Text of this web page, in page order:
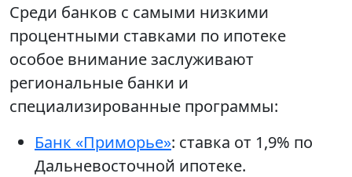
Среди банков с самыми низкими
процентными ставками по ипотеке
особое внимание заслуживают
региональные банки и
специализированные программы:
Банк «Приморье»: ставка от 1,9% по
Дальневосточной ипотеке.